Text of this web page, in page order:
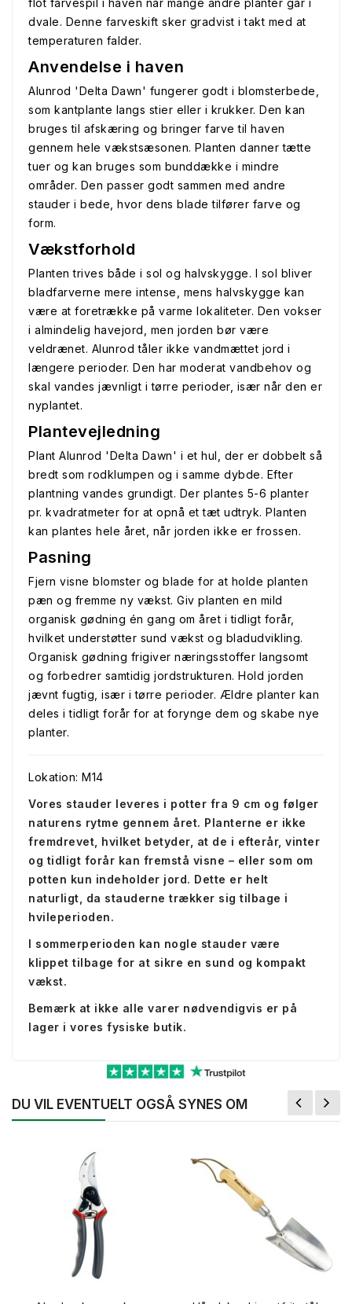
flot farvespil i haven når mange andre planter går i
dvale. Denne farveskift sker gradvist i takt med at
temperaturen falder.
Anvendelse i haven
Alunrod 'Delta Dawn' fungerer godt i blomsterbede,
som kantplante langs stier eller i krukker. Den kan
bruges til afskæring og bringer farve til haven
gennem hele vækstsæsonen. Planten danner tætte
tuer og kan bruges som bunddække i mindre
områder. Den passer godt sammen med andre
stauder i bede, hvor dens blade tilfører farve og
form.
Vækstforhold
Planten trives både i sol og halvskygge. I sol bliver
bladfarverne mere intense, mens halvskygge kan
være at foretrække på varme lokaliteter. Den vokser
i almindelig havejord, men jorden bør være
veldrænet. Alunrod tåler ikke vandmættet jord i
længere perioder. Den har moderat vandbehov og
skal vandes jævnligt i tørre perioder, især når den er
nyplantet.
Plantevejledning
Plant Alunrod 'Delta Dawn' i et hul, der er dobbelt så
bredt som rodklumpen og i samme dybde. Efter
plantning vandes grundigt. Der plantes 5-6 planter
pr. kvadratmeter for at opnå et tæt udtryk. Planten
kan plantes hele året, når jorden ikke er frossen.
Pasning
Fjern visne blomster og blade for at holde planten
pæn og fremme ny vækst. Giv planten en mild
organisk gødning én gang om året i tidligt forår,
hvilket understøtter sund vækst og bladudvikling.
Organisk gødning frigiver næringsstoffer langsomt
og forbedrer samtidig jordstrukturen. Hold jorden
jævnt fugtig, især i tørre perioder. Ældre planter kan
deles i tidligt forår for at forynge dem og skabe nye
planter.
Lokation: M14
Vores stauder leveres i potter fra 9 cm og følger
naturens rytme gennem året. Planterne er ikke
fremdrevet, hvilket betyder, at de i efterår, vinter
og tidligt forår kan fremstå visne – eller som om
potten kun indeholder jord. Dette er helt
naturligt, da stauderne trækker sig tilbage i
hvileperioden.
I sommerperioden kan nogle stauder være
klippet tilbage for at sikre en sund og kompakt
vækst.
Bemærk at ikke alle varer nødvendigvis er på
lager i vores fysiske butik.
DU VIL EVENTUELT OGSÅ SYNES OM